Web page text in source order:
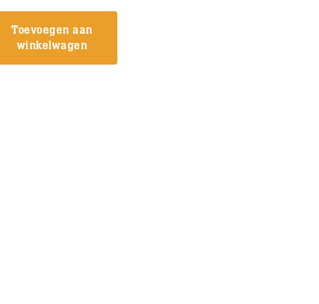
Toevoegen aan
winkelwagen